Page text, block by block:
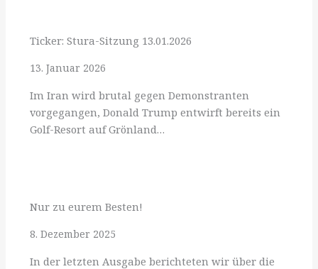
Ticker: Stura-Sitzung 13.01.2026
13. Januar 2026
Im Iran wird brutal gegen Demonstranten
vorgegangen, Donald Trump entwirft bereits ein
Golf-Resort auf Grönland…
Nur zu eurem Besten!
8. Dezember 2025
In der letzten Ausgabe berichteten wir über die